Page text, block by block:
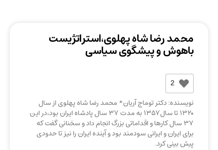
محمد رضا شاه پهلوی،استراتژیست
باهوش و پیشگوی سیاسی
2
نویسنده: دکتر توماج آریان* محمد رضا شاه پهلوی از سال
۱۳۲۰ تا سال۱۳۵۷ به مدت ۳۷ سال پادشاه ایران بود،در این
۳۷ سال کارها و اقداماتی بزرگ انجام داد و سخنانی گفت که
برای ایران و ایرانی سودمند بود و آینده ایران را نیز تا حدودی
پیش بینی کرد.